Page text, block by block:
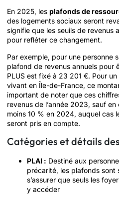
En 2025, les plafonds de
des logements sociaux seront
signifie que les seuils de revenus
pour refléter ce changement.
Par exemple, pour une personne
plafond de revenus annuels pour
PLUS est fixé à 23 201 €. Pour
vivant en Île-de-France, ce
important de noter que ces
revenus de l’année 2023, sauf
moins 10 % en 2024, auquel cas
seront pris en compte.
Catégories et détails
PLAI : Destiné aux
précarité, les plafonds
s’assurer que seuls les
y accéder